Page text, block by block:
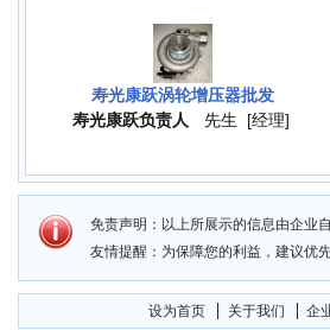
寿光康跃涡轮增压器批发
寿光康跃负责人
先生 [经理]
免责声明：以上所展示的信息由企业
友情提醒：为保障您的利益，建议优
设为首页 关于我们 企